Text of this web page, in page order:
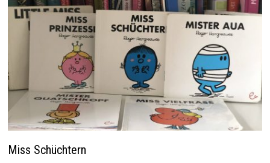
Miss Schüchtern